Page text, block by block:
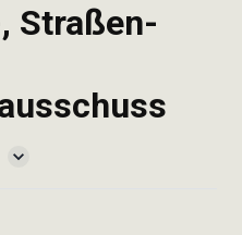
Straßen-